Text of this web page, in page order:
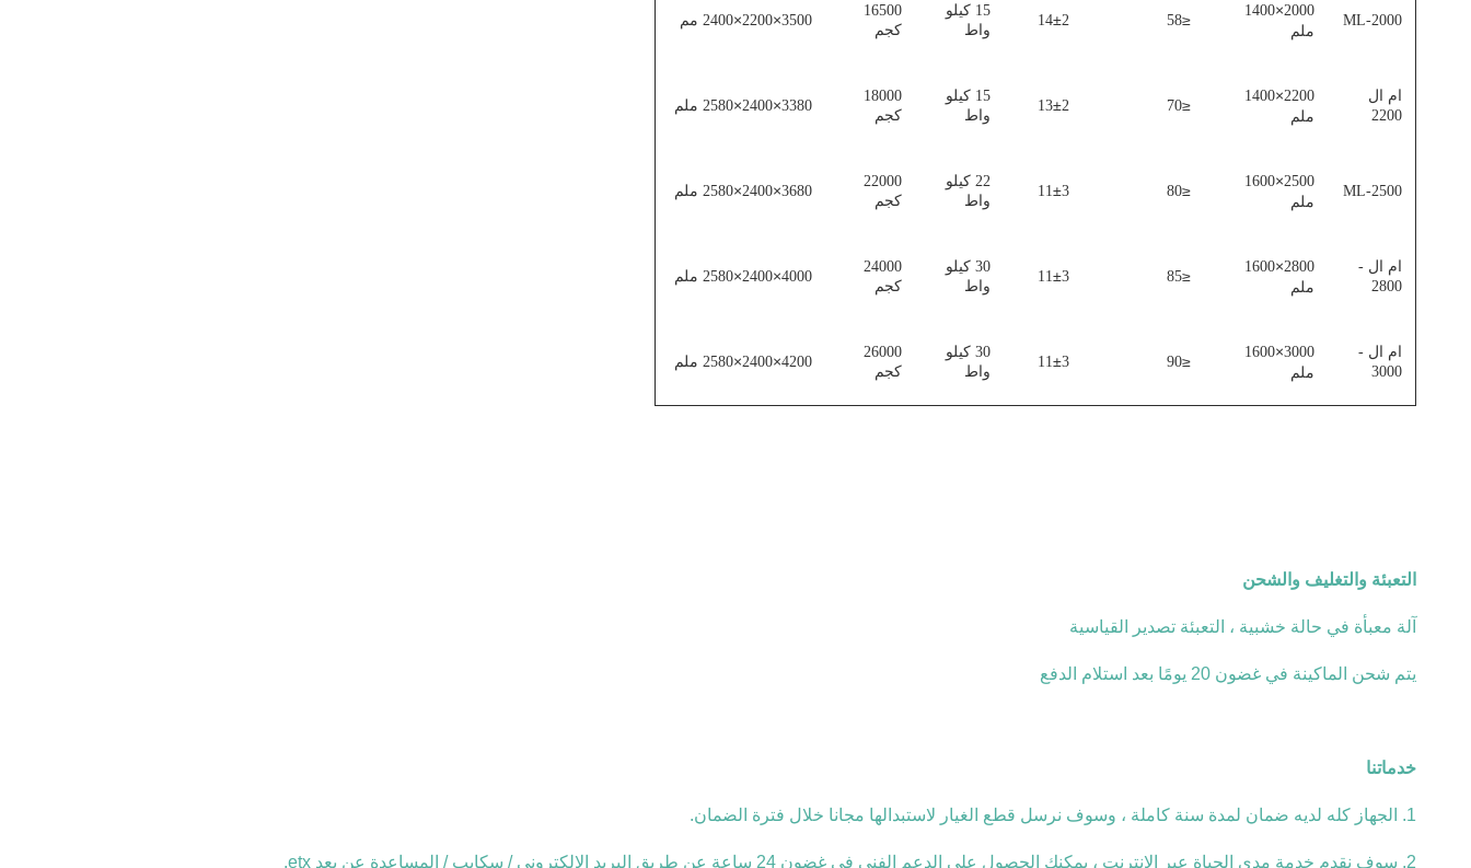
ML-2000
2000
×
1400
ملم
≤
58
14±2
15 كيلو
واط
16500
كجم
3500
×
2200
×2400 مم
ام ال
2200
2200
×
1400
ملم
≤
70
13±2
15 كيلو
واط
18000
كجم
3380
×
2400
×2580 ملم
ML-2500
2500
×
1600
ملم
≤
80
11±3
22 كيلو
واط
22000
كجم
3680
×
2400
×2580 ملم
ام ال -
2800
2800
×
1600
ملم
≤
85
11±3
30 كيلو
واط
24000
كجم
4000
×
2400
×2580 ملم
ام ال -
3000
3000
×
1600
ملم
≤
90
11±3
30 كيلو
واط
26000
كجم
4200
×
2400
×2580 ملم
التعبئة والتغليف والشحن
آلة معبأة في حالة خشبية ، التعبئة تصدير القياسية
يتم شحن الماكينة في غضون 20 يومًا بعد استلام الدفع
خدماتنا
1. الجهاز كله لديه ضمان لمدة سنة كاملة ، وسوف نرسل قطع الغيار لاستبدالها مجانا خلال فترة الضمان.
2. سوف نقدم خدمة مدى الحياة عبر الإنترنت ، يمكنك الحصول على الدعم الفني في غضون 24 ساعة عن طريق البريد الإلكتروني / سكايب / المساعدة عن بعد etx.